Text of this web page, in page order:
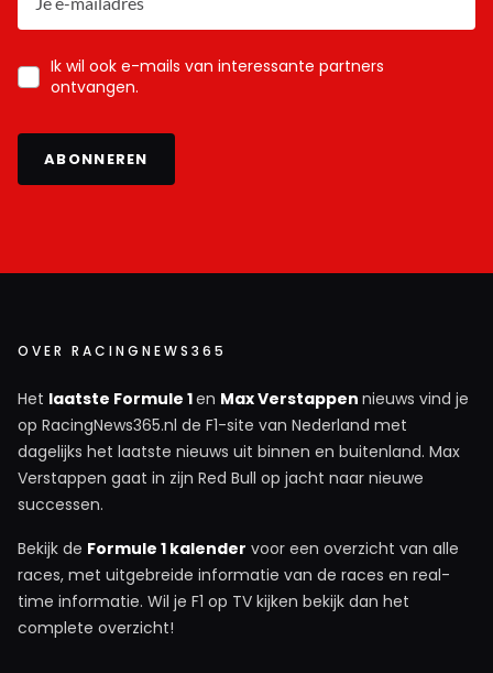
Ik wil ook e-mails van interessante partners
ontvangen.
ABONNEREN
OVER RACINGNEWS365
Het laatste Formule 1en Max Verstappen nieuws vind je
op RacingNews365.nl de F1-site van Nederland met
dagelijks het laatste nieuws uit binnen en buitenland. Max
Verstappen gaat in zijn Red Bull op jacht naar nieuwe
successen.
Bekijk de Formule 1 kalender voor een overzicht van alle
races, met uitgebreide informatie van de races en real-
time informatie. Wil je F1 op TV kijken bekijk dan het
complete overzicht!